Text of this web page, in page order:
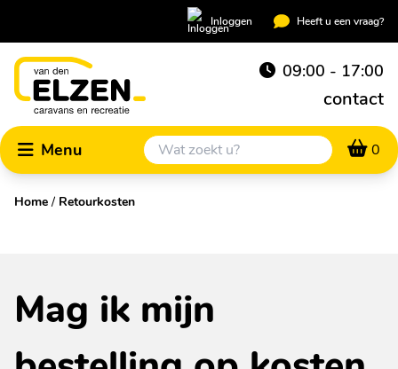
Inloggen Heeft u een vraag?
09:00 - 17:00
contact
Menu 0
Home / Retourkosten
Mag ik mijn